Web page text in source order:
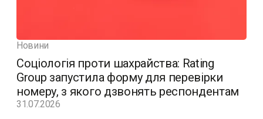
Новини
Соціологія проти шахрайства: Rating
Group запустила форму для перевірки
номеру, з якого дзвонять респондентам
31.07.2026